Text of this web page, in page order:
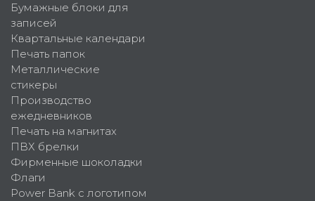
Бумажные блоки для
записей
Квартальные календари
Печать папок
Металлические
стикеры
Производство
ежедневников
Печать на магнитах
ПВХ брелки
Фирменные шоколадки
Флаги
Power Bank с логотипом